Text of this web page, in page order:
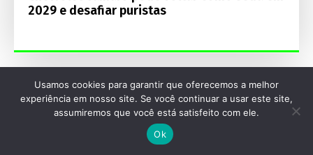
2029 e desafiar puristas
Usamos cookies para garantir que oferecemos a melhor
experiência em nosso site. Se você continuar a usar este site,
assumiremos que você está satisfeito com ele.
Ok